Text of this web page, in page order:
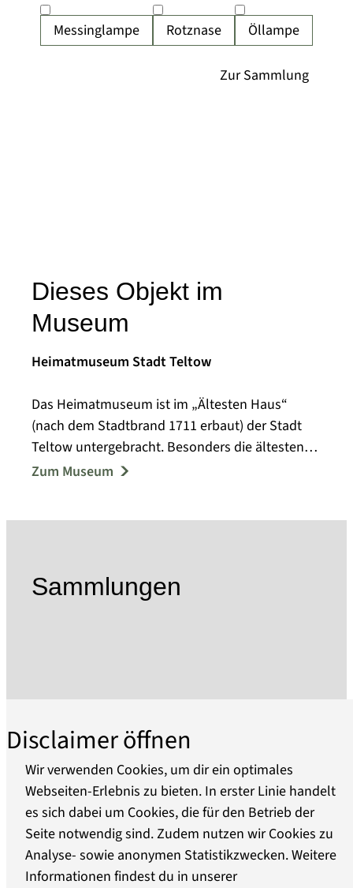
Messinglampe Rotznase Öllampe
Dieses Objekt im
Museum
Heimatmuseum Stadt Teltow
Das Heimatmuseum ist im „Ältesten Haus“
(nach dem Stadtbrand 1711 erbaut) der Stadt
Teltow untergebracht. Besonders die ältesten
noch erhaltenen Elemente dieses Hauses geben
Haus- und Landwirtschaft sowie Handwerk
veranschaulicht. Ein Stadtmodell (1890), Karten,
Dachkonstruktion (Spließdach). Weitgehend
erhalten ist der Ausbau der Dachstube
(Fachwerk mit Lehmstakenfüllung). (Die
Besichtigung des Dachbodens ist nur im
Rahmen von Sonderveranstaltung oder nach
vorheriger Vereinbarung möglich. Wegen der
steilen Treppe und niedriger Deckenhöhe der
Dachstube erfolgt eine Begehung auf eine
Zum Museum
Sammlungen
Über uns
Barrierefreiheit
Disclaimer öffnen
Wir verwenden Cookies, um dir ein optimales
Webseiten-Erlebnis zu bieten. In erster Linie handelt
es sich dabei um Cookies, die für den Betrieb der
Seite notwendig sind. Zudem nutzen wir Cookies zu
Analyse- sowie anonymen Statistikzwecken. Weitere
Informationen findest du in unserer